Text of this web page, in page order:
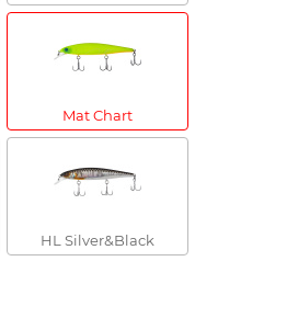
Mat Chart
HL Silver&Black